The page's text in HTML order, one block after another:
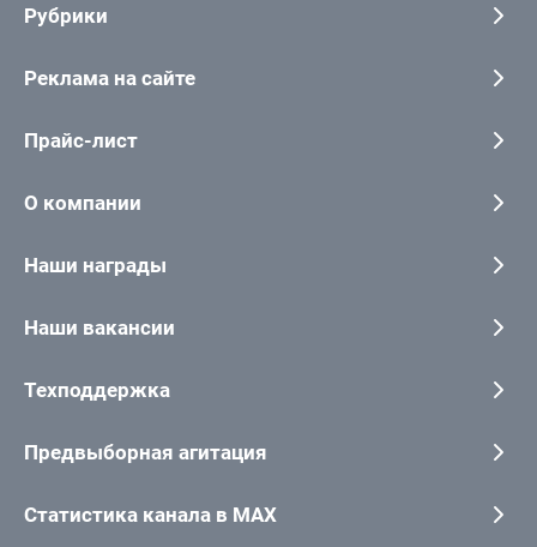
Рубрики
Реклама на сайте
Прайс-лист
О компании
Наши награды
Наши вакансии
Техподдержка
Предвыборная агитация
Статистика канала в MAX